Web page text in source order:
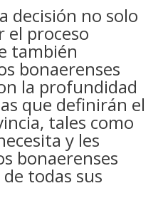
decisión no solo
proceso
también
bonaerenses
la profundidad
que definirán el
tales como
y les
bonaerenses
todas sus